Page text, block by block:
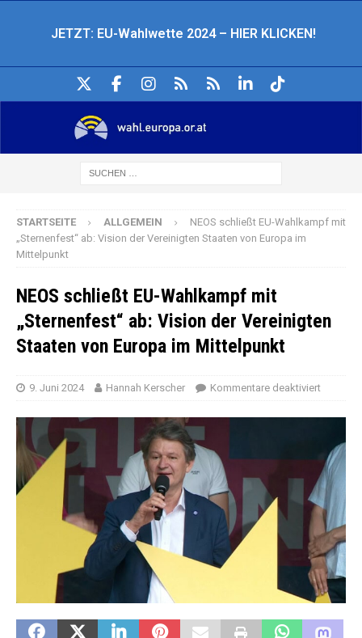
JETZT: EU-Wahlwette 2024 – HIER KLICKEN!
STARTSEITE ALLGEMEIN
NEOS schließt EU-Wahlkampf mit
„Sternenfest“ ab: Vision der Vereinigten Staaten von Europa im
Mittelpunkt
NEOS schließt EU-Wahlkampf mit
„Sternenfest“ ab: Vision der Vereinigten
Staaten von Europa im Mittelpunkt
9. Juni 2024 Hannah Kerscher Kommentare deaktiviert